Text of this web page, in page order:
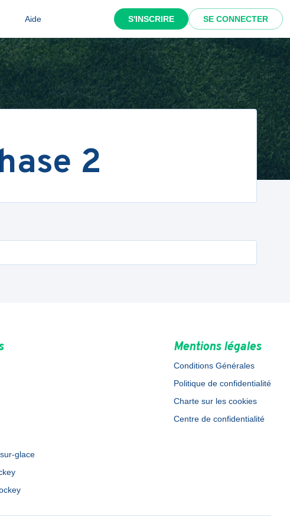
Aide S'INSCRIRE SE CONNECTER
2
glace
Mentions légales
Conditions Générales
Politique de confidentialité
Charte sur les cookies
Centre de confidentialité